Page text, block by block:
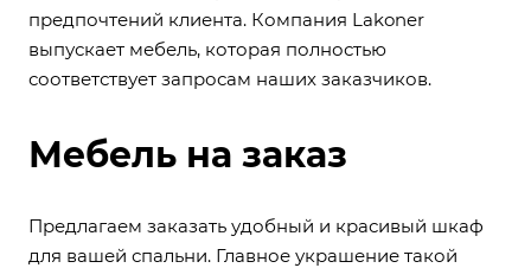
предпочтений клиента. Компания Lakoner
выпускает мебель, которая полностью
соответствует запросам наших заказчиков.
Мебель на заказ
Предлагаем заказать удобный и красивый шкаф
для вашей спальни. Главное украшение такой